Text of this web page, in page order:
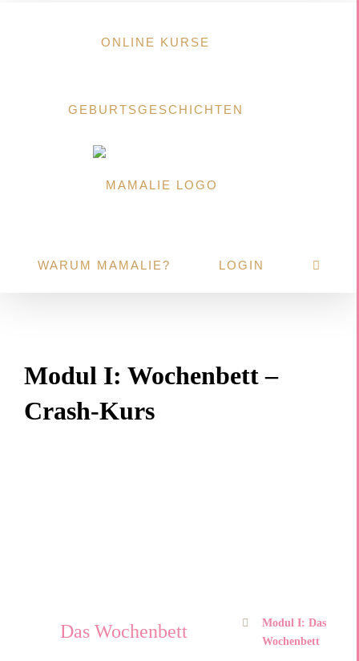
ONLINE KURSE
GEBURTSGESCHICHTEN
WARUM MAMALIE? LOGIN
Modul I: Wochenbett –
Crash-Kurs
Das Wochenbett
Modul I: Das
Wochenbett